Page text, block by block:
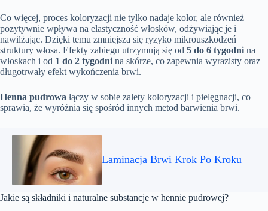
Co więcej, proces koloryzacji nie tylko nadaje kolor, ale również
pozytywnie wpływa na elastyczność włosków, odżywiając je i
nawilżając. Dzięki temu zmniejsza się ryzyko mikrouszkodzeń
struktury włosa. Efekty zabiegu utrzymują się od 5 do 6 tygodni na
włoskach i od 1 do 2 tygodni na skórze, co zapewnia wyrazisty oraz
długotrwały efekt wykończenia brwi.
Henna pudrowa łączy w sobie zalety koloryzacji i pielęgnacji, co
sprawia, że wyróżnia się spośród innych metod barwienia brwi.
Laminacja Brwi Krok Po Kroku
Jakie są składniki i naturalne substancje w hennie pudrowej?